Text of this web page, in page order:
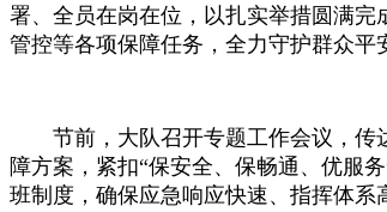
署、全员在岗在位，以扎实举措圆满
管控等各项保障任务，全力守护群众平
节前，大队召开专题工作会议，传
障方案，紧扣“保安全、保畅通、优服
班制度，确保应急响应快速、指挥体系